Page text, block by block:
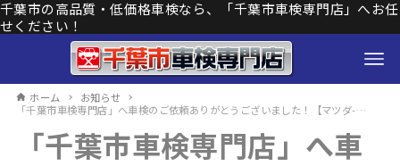
千葉市の高品質・低価格車検なら、「千葉市車検専門店」へお任
せください！
ホーム
お知らせ
「千葉市車検専門店」へ車検のご依頼ありがとうございました！【マツダ-ロードスター】
「千葉市車検専門店」へ車